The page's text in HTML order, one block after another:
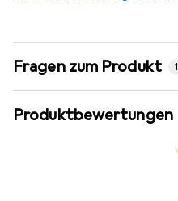
Fragen zum Produkt 1
Produktbewertungen